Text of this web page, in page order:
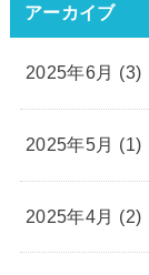
アーカイブ
2025年6月 (3)
2025年5月 (1)
2025年4月 (2)